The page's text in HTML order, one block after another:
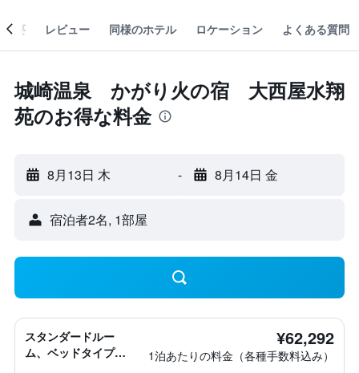
概要 レビュー 同様のホテル ロケーション よくある質問
城崎温泉 かがり火の宿 大西屋水翔
苑のお得な料金
8月13日 木 - 8月14日 金
宿泊者2名, 1​部屋
スタンダードルー
ム、ベッドタイプ情
¥62,292
1泊あたりの料金（各種手数料込み）